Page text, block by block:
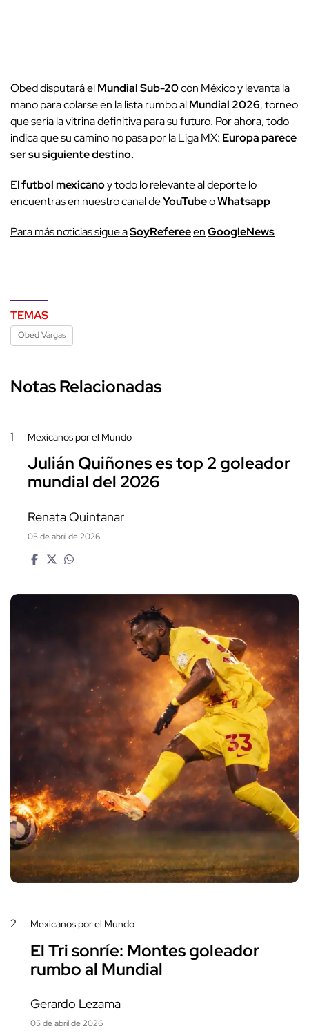
Obed disputará elMundial Sub-20con México y levanta la
mano para colarse en la lista rumbo alMundial 2026, torneo
que sería la vitrina definitiva para su futuro. Por ahora, todo
indica que su camino no pasa por la Liga MX: Europa parece
ser su siguiente destino.
Elfutbol mexicanoy todo lo relevante al deporte lo
encuentras en nuestro canal deYouTubeoWhatsapp
Para más noticias sigue aSoyRefereeenGoogleNews
TEMAS
Obed Vargas
Notas Relacionadas
1 Mexicanos por el Mundo
Julián Quiñones es top 2 goleador
mundial del 2026
Renata Quintanar
05 de abril de 2026
2 Mexicanos por el Mundo
El Tri sonríe: Montes goleador
rumbo al Mundial
Gerardo Lezama
05 de abril de 2026